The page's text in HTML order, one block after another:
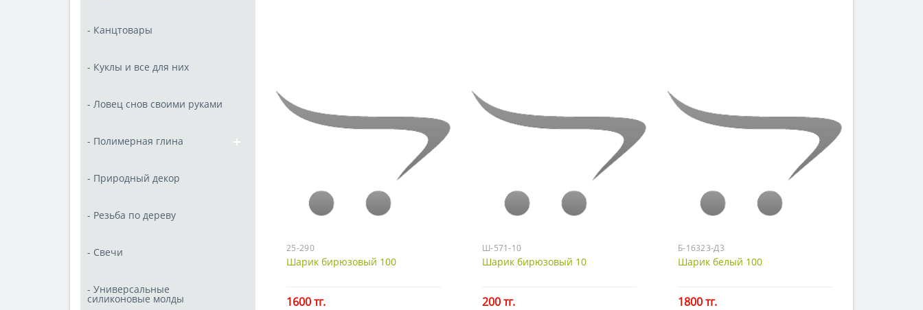
- Канцтовары
- Куклы и все для них
- Ловец снов своими руками
- Полимерная глина
- Природный декор
- Резьба по дереву
- Свечи
- Универсальные
силиконовые молды
25-290
Шарик бирюзовый 100
1600 тг.
Ш-571-10
Шарик бирюзовый 10
200 тг.
Б-16323-Д3
Шарик белый 100
1800 тг.